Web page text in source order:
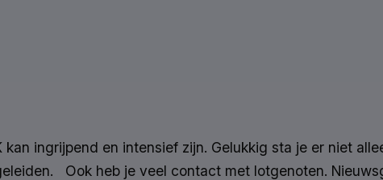
ingrijpend en intensief zijn. Gelukkig sta je er niet
Ook heb je veel contact met lotgenoten.